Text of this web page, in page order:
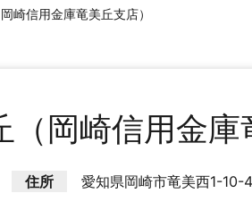
崎信用金庫竜美丘支店）
（岡崎信用金庫
住所 愛知県岡崎市竜美西1-10-4